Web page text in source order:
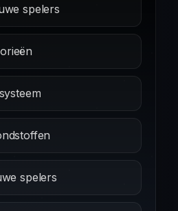
spelers
spelers